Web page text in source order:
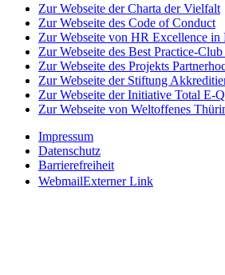
Zur Webseite der Charta der Vielfalt
Zur Webseite des Code of Conduct
Zur Webseite von HR Excellence in
Zur Webseite des Best Practice-
Zur Webseite des Projekts
Zur Webseite der Stiftung
Zur Webseite der Initiative Total E-
Zur Webseite von Weltoffenes
Impressum
Datenschutz
Barrierefreiheit
WebmailExterner Link